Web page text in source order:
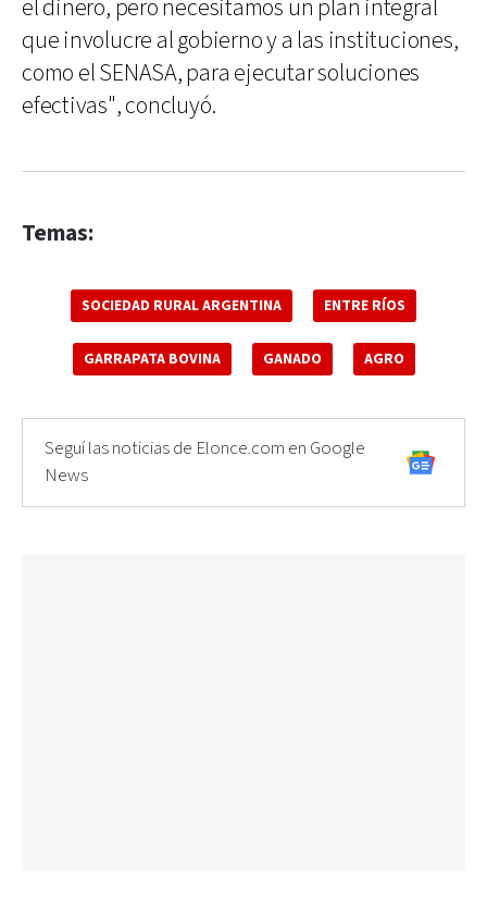
el dinero, pero necesitamos un plan integral
que involucre al gobierno y a las instituciones,
como el SENASA, para ejecutar soluciones
efectivas", concluyó.
Temas:
SOCIEDAD RURAL ARGENTINA ENTRE RÍOS
GARRAPATA BOVINA GANADO AGRO
Seguí las noticias de Elonce.com en Google
News